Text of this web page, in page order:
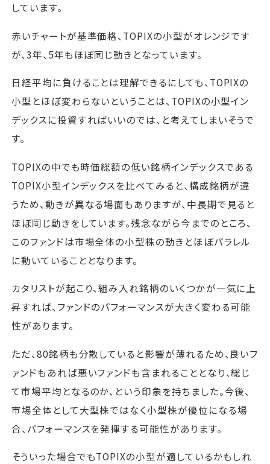
しています。
赤いチャートが基準価格、TOPIXの小型がオレンジです
が、3年、5年もほぼ同じ動きとなっています。
日経平均に負けることは理解できるにしても、TOPIXの
小型とほぼ変わらないということは、TOPIXの小型イン
デックスに投資すればいいのでは、と考えてしまいそうで
す。
TOPIXの中でも時価総額の低い銘柄インデックスである
TOPIX小型インデックスを比べてみると、構成銘柄が違
うため、動きが異なる場面もありますが、中長期で見ると
ほぼ同じ動きをしています。残念ながら今までのところ、
このファンドは市場全体の小型株の動きとほぼパラレル
に動いていることとなります。
カタリストが起こり、組み入れ銘柄のいくつかが一気に上
昇すれば、ファンドのパフォーマンスが大きく変わる可能
性があります。
ただ、80銘柄も分散していると影響が薄れるため、良いフ
ァンドもあれば悪いファンドも含まれることとなり、総じ
て市場平均となるのか、という印象を持ちました。今後、
市場全体として大型株ではなく小型株が優位になる場
合、パフォーマンスを発揮する可能性があります。
そういった場合でもTOPIXの小型が適しているかもしれ